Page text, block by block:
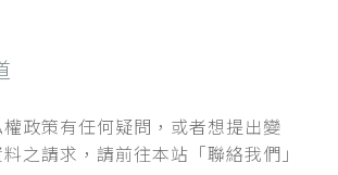
政策有任何疑問，或者想提出變
之請求，請前往本站「聯絡我們」